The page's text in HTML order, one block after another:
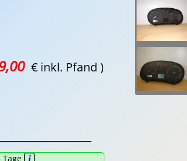
€ inkl. Pfand )
Tage